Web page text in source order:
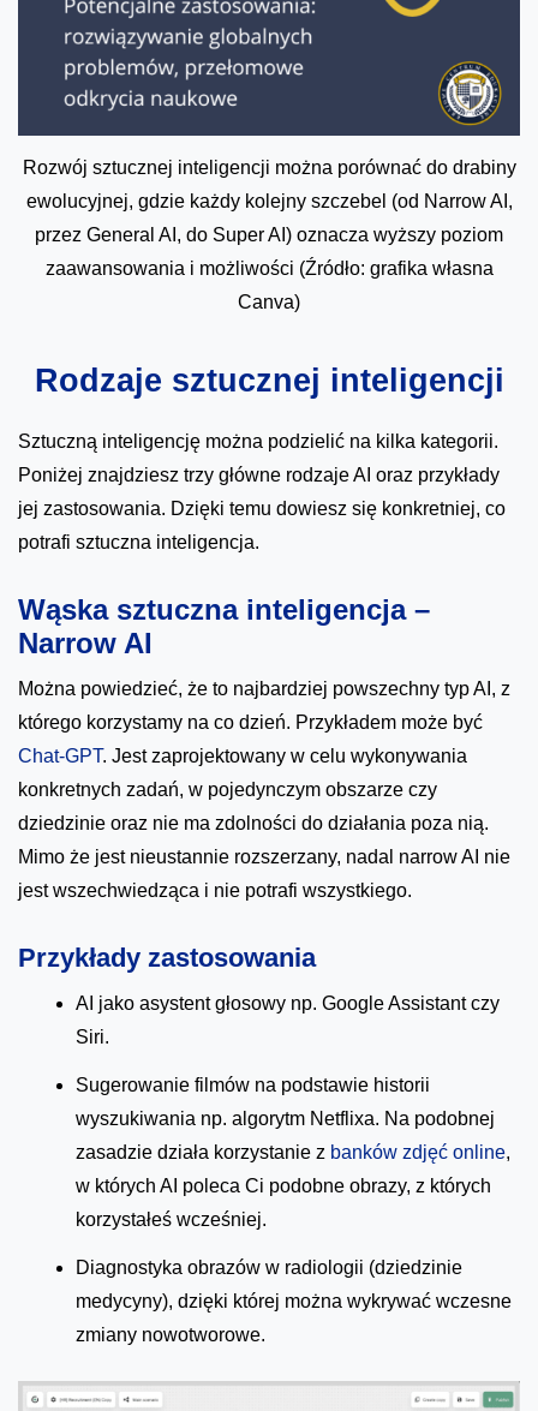
Rozwój sztucznej inteligencji można porównać do drabiny
ewolucyjnej, gdzie każdy kolejny szczebel (od Narrow AI,
przez General AI, do Super AI) oznacza wyższy poziom
zaawansowania i możliwości (Źródło: grafika własna
Canva)
Rodzaje sztucznej inteligencji
Sztuczną inteligencję można podzielić na kilka kategorii.
Poniżej znajdziesz trzy główne rodzaje AI oraz przykłady
jej zastosowania. Dzięki temu dowiesz się konkretniej, co
potrafi sztuczna inteligencja.
Wąska sztuczna inteligencja –
Narrow AI
Można powiedzieć, że to najbardziej powszechny typ AI, z
którego korzystamy na co dzień. Przykładem może być
Chat-GPT. Jest zaprojektowany w celu wykonywania
konkretnych zadań, w pojedynczym obszarze czy
dziedzinie oraz nie ma zdolności do działania poza nią.
Mimo że jest nieustannie rozszerzany, nadal narrow AI nie
jest wszechwiedząca i nie potrafi wszystkiego.
Przykłady zastosowania
AI jako asystent głosowy np. Google Assistant czy
Siri.
Sugerowanie filmów na podstawie historii
wyszukiwania np. algorytm Netflixa. Na podobnej
zasadzie działa korzystanie z banków zdjęć online,
w których AI poleca Ci podobne obrazy, z których
korzystałeś wcześniej.
Diagnostyka obrazów w radiologii (dziedzinie
medycyny), dzięki której można wykrywać wczesne
zmiany nowotworowe.